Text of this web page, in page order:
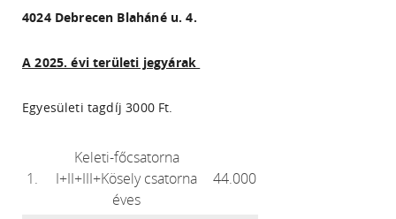
4024 Debrecen Blaháné u. 4.
A 2025. évi területi jegyárak
Egyesületi tagdíj 3000 Ft.
1.
Keleti-főcsatorna
I+II+III+Kösely csatorna
éves
44.000